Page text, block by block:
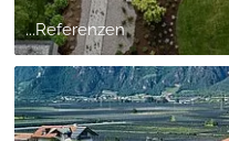
...Referenzen